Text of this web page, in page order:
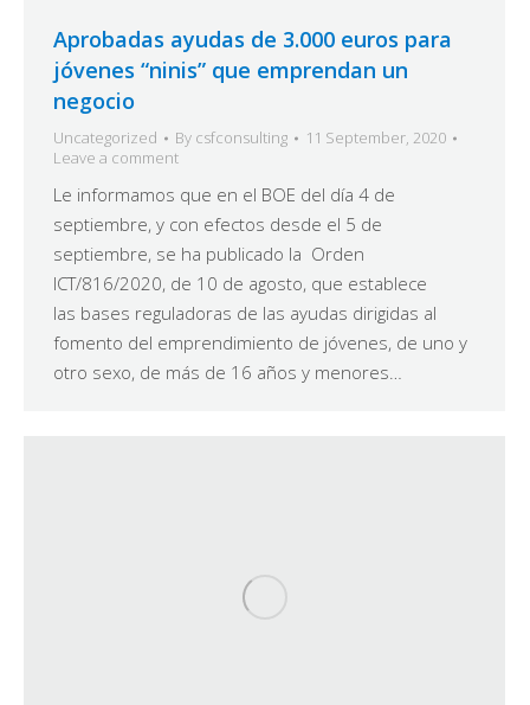
Aprobadas ayudas de 3.000 euros para
jóvenes “ninis” que emprendan un
negocio
Uncategorized By csfconsulting
11 September, 2020
Leave a comment
Le informamos que en el BOE del día 4 de
septiembre, y con efectos desde el 5 de
septiembre, se ha publicado la Orden
ICT/816/2020, de 10 de agosto, que establece
las bases reguladoras de las ayudas dirigidas al
fomento del emprendimiento de jóvenes, de uno y
otro sexo, de más de 16 años y menores…